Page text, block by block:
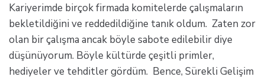
Kariyerimde birçok firmada komitelerde çalışmaların
bekletildiğini ve reddedildiğine tanık oldum. Zaten zor
olan bir çalışma ancak böyle sabote edilebilir diye
düşünüyorum. Böyle kültürde çeşitli primler,
hediyeler ve tehditler gördüm. Bence, Sürekli Gelişim